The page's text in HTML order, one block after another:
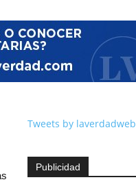
Tweets by laverdadweb
Publicidad